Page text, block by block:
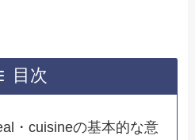
目次
・cuisineの基本的な意